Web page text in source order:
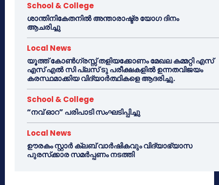
School & College
ശാന്തിനികേതനിൽ അന്താരാഷ്ട്ര യോഗ ദിനം
ആചരിച്ചു
Local News
യൂത്ത് കോൺഗ്രസ്സ് തളിയക്കോണം മേഖല കമ്മറ്റി എസ്
എസ് എൽ സി പ്ലസ് ടു പരീക്ഷകളിൽ ഉന്നതവിജയം
കരസ്ഥമാക്കിയ വിദ്യാർത്ഥികളെ ആദരിച്ചു.
School & College
“നവ് ഓറ” പരിപാടി സംഘടിപ്പിച്ചു
Local News
ഊരകം സ്റ്റാർ ക്ലബ് വാർഷികവും വിദ്യാഭ്യാസ
പുരസ്‌ക്കാര സമർപ്പണം നടത്തി